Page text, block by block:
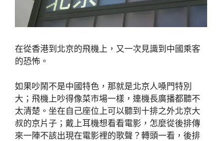
在從香港到北京的飛機上，又一次見識到中國乘客
的恐怖。
如果吵鬧不是中國特色，那就是北京人嗓門特別
大；飛機上吵得像菜市場一樣，連機長廣播都聽不
太清楚。坐在自己座位上可以聽到十排之外北京大
叔的京片子；戴上耳機想看看電影，怎麼從後排傳
來一陣不該出現在電影裡的歌聲？轉頭一看，後排